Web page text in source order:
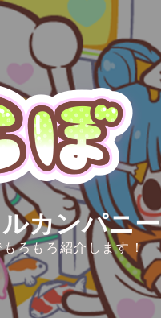
カンパニー
ろもろ紹介します！